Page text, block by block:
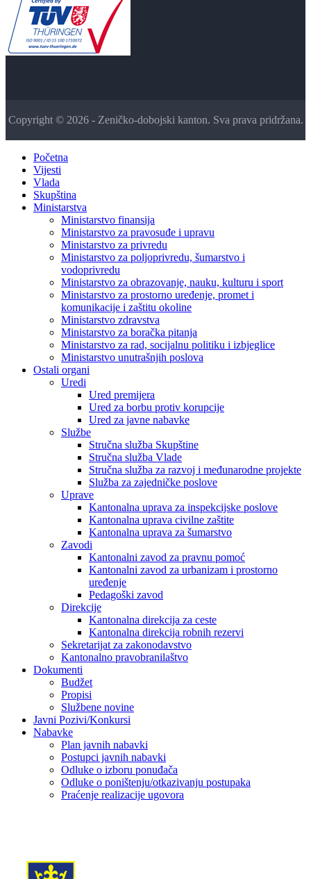
Copyright © 2026 - Zeničko-dobojski kanton. Sva prava pridržana.
Početna
Vijesti
Vlada
Skupština
Ministarstva
Ministarstvo finansija
Ministarstvo za pravosuđe i upravu
Ministarstvo za privredu
Ministarstvo za poljoprivredu, šumarstvo i
vodoprivredu
Ministarstvo za obrazovanje, nauku, kulturu i sport
Ministarstvo za prostorno uređenje, promet i
komunikacije i zaštitu okoline
Ministarstvo zdravstva
Ministarstvo za boračka pitanja
Ministarstvo za rad, socijalnu politiku i izbjeglice
Ministarstvo unutrašnjih poslova
Ostali organi
Uredi
Ured premijera
Ured za borbu protiv korupcije
Ured za javne nabavke
Službe
Stručna služba Skupštine
Stručna služba Vlade
Stručna služba za razvoj i međunarodne projekte
Služba za zajedničke poslove
Uprave
Kantonalna uprava za inspekcijske poslove
Kantonalna uprava civilne zaštite
Kantonalna uprava za šumarstvo
Zavodi
Kantonalni zavod za pravnu pomoć
Kantonalni zavod za urbanizam i prostorno
uređenje
Pedagoški zavod
Direkcije
Kantonalna direkcija za ceste
Kantonalna direkcija robnih rezervi
Sekretarijat za zakonodavstvo
Kantonalno pravobranilaštvo
Dokumenti
Budžet
Propisi
Službene novine
Javni Pozivi/Konkursi
Nabavke
Plan javnih nabavki
Postupci javnih nabavki
Odluke o izboru ponuđača
Odluke o poništenju/otkazivanju postupaka
Praćenje realizacije ugovora